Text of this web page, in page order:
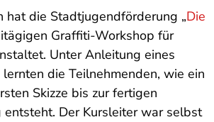
hat die Stadtjugendförderung „Die
Graffiti-Workshop für
Unter Anleitung eines
die Teilnehmenden, wie ein
Skizze bis zur fertigen
Der Kursleiter war selbst